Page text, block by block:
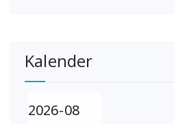
Kalender